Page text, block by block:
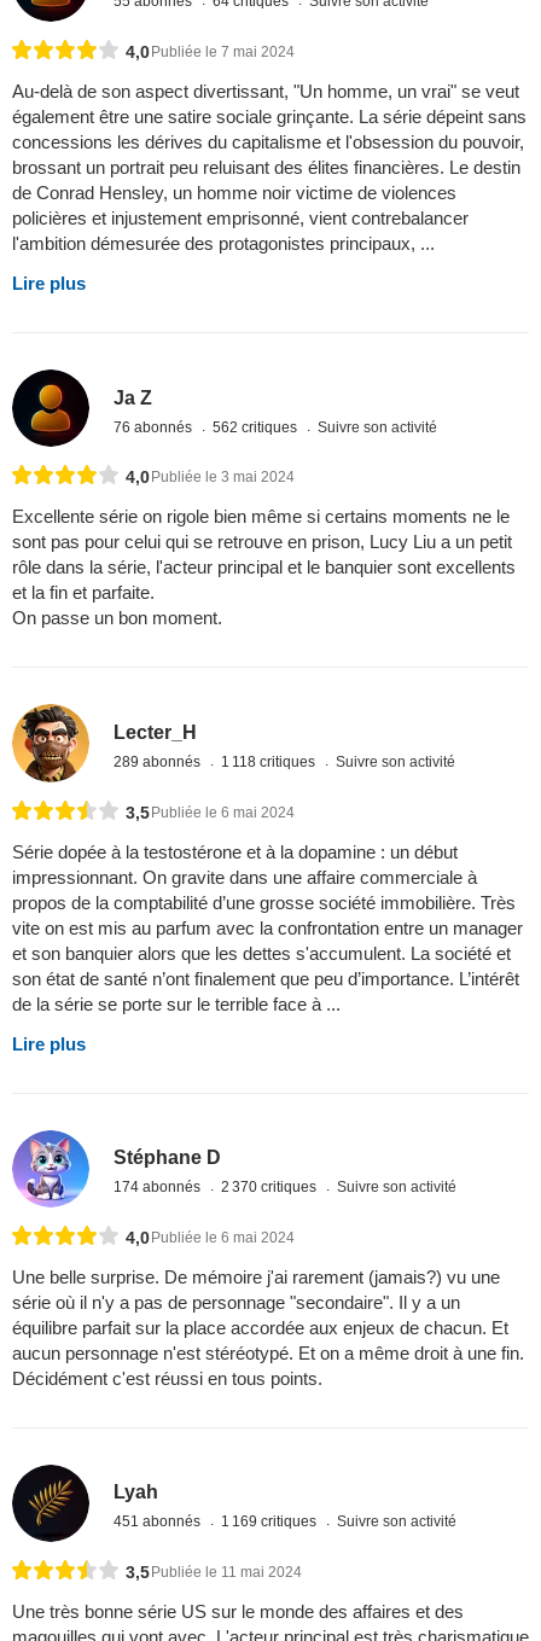
4,0 Publiée le 7 mai 2024
Au-delà de son aspect divertissant, "Un homme, un vrai" se veut
également être une satire sociale grinçante. La série dépeint sans
concessions les dérives du capitalisme et l'obsession du pouvoir,
brossant un portrait peu reluisant des élites financières. Le destin
de Conrad Hensley, un homme noir victime de violences
policières et injustement emprisonné, vient contrebalancer
l'ambition démesurée des protagonistes principaux, ...
Lire plus
Ja Z
76 abonnés 562 critiques Suivre son activité
4,0 Publiée le 3 mai 2024
Excellente série on rigole bien même si certains moments ne le
sont pas pour celui qui se retrouve en prison, Lucy Liu a un petit
rôle dans la série, l'acteur principal et le banquier sont excellents
et la fin et parfaite.
On passe un bon moment.
Lecter_H
289 abonnés 1 118 critiques Suivre son activité
3,5Publiée le 6 mai 2024
Série dopée à la testostérone et à la dopamine : un début
impressionnant. On gravite dans une affaire commerciale à
propos de la comptabilité d’une grosse société immobilière. Très
vite on est mis au parfum avec la confrontation entre un manager
et son banquier alors que les dettes s'accumulent. La société et
son état de santé n’ont finalement que peu d’importance. L’intérêt
de la série se porte sur le terrible face à ...
Lire plus
Stéphane D
174 abonnés 2 370 critiques Suivre son activité
4,0Publiée le 6 mai 2024
Une belle surprise. De mémoire j'ai rarement (jamais?) vu une
série où il n'y a pas de personnage "secondaire". Il y a un
équilibre parfait sur la place accordée aux enjeux de chacun. Et
aucun personnage n'est stéréotypé. Et on a même droit à une fin.
Décidément c'est réussi en tous points.
Lyah
451 abonnés 1 169 critiques Suivre son activité
3,5 Publiée le 11 mai 2024
Une très bonne série US sur le monde des affaires et des
magouilles qui vont avec. L'acteur principal est très charismatique